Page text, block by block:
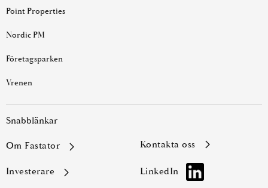
Point Properties
Nordic PM
Företagsparken
Vrenen
Snabblänkar
Om Fastator
Investerare
kontakta oss
LinkedIn